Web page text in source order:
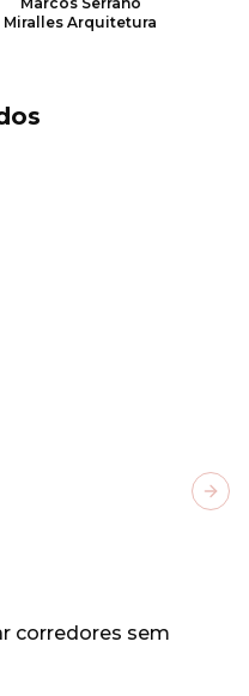
Miralles Arquitetura
corredores sem